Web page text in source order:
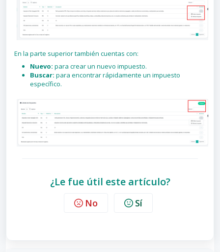
En la parte superior también cuentas con:
Nuevo: para crear un nuevo impuesto.
Buscar: para encontrar rápidamente un impuesto
específico.
¿Le fue útil este artículo?
No Sí